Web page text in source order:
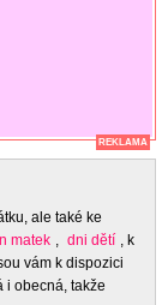
REKLAMA
ale také ke
matek , dni dětí , k
vám k dispozici
i obecná, takže